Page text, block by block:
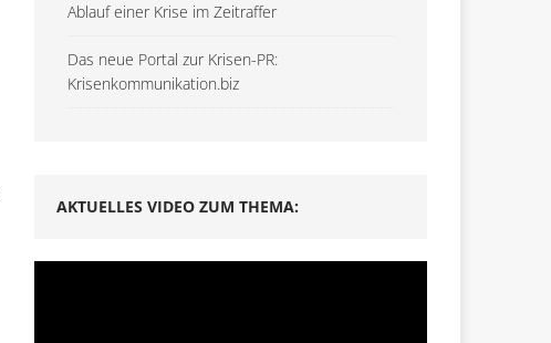
Ablauf einer Krise im Zeitraffer
Das neue Portal zur Krisen-PR:
Krisenkommunikation.biz
AKTUELLES VIDEO ZUM THEMA: